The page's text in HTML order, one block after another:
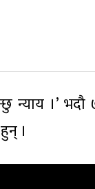
न्याय ।’
।